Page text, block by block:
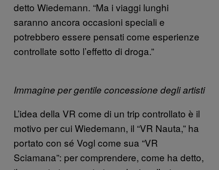
detto Wiedemann. “Ma i viaggi lunghi
saranno ancora occasioni speciali e
potrebbero essere pensati come esperienze
controllate sotto l’effetto di droga.”
Immagine per gentile concessione degli artisti
L’idea della VR come di un trip controllato è il
motivo per cui Wiedemann, il “VR Nauta,” ha
portato con sé Vogl come sua “VR
Sciamana”: per comprendere, come ha detto,